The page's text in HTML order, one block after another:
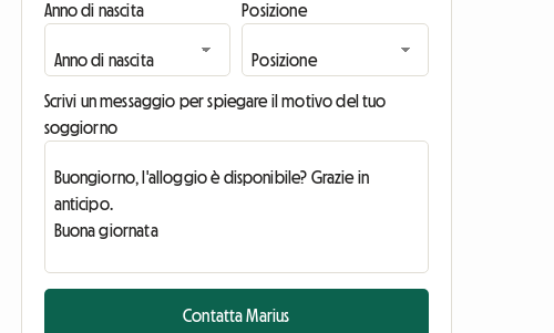
Anno di nascita Posizione
Scrivi un messaggio per spiegare il motivo del tuo
soggiorno
Contatta Marius